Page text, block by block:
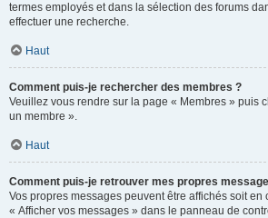
termes employés et dans la sélection des forums
effectuer une recherche.
Haut
Comment puis-je rechercher des membres ?
Veuillez vous rendre sur la page « Membres » puis
un membre ».
Haut
Comment puis-je retrouver mes propres
Vos propres messages peuvent être affichés soit en
« Afficher vos messages » dans le panneau de